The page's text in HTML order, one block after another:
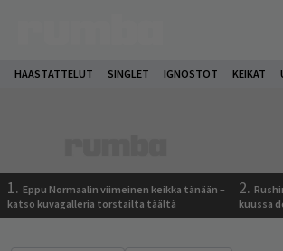
HAASTATTELUT SINGLET IGNOSTOT KEIKAT
1. Eppu Normaalin viimeinen keikka tänään –
katso kuvagalleria torstailta täältä
2.
kuussa